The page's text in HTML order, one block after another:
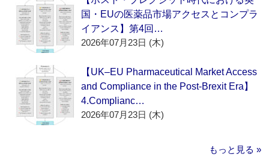
国・EUの医薬品市場アクセスとコンプラ
イアンス】第4回…
2026年07月23日 (木)
【UK–EU Pharmaceutical Market Access
and Compliance in the Post-Brexit Era】
4.Complianc…
2026年07月23日 (木)
もっと見る »